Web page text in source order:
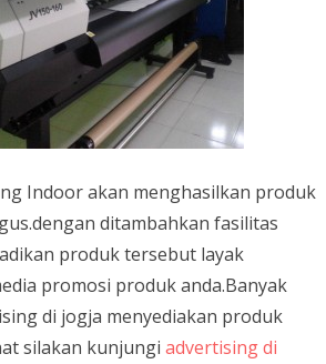
Indoor akan menghasilkan produk
ditambahkan fasilitas
produk tersebut layak
promosi produk anda.Banyak
di jogja menyediakan produk
silakan kunjungi advertising di